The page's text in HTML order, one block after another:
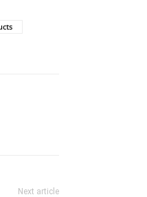
Next article